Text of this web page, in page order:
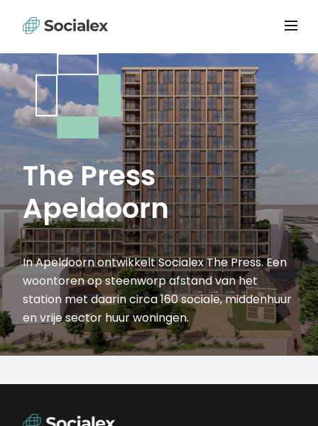
The Press
Apeldoorn
In Apeldoorn ontwikkelt Socialex The Press. Een
woontoren op steenworp afstand van het
station met daarin circa 160 sociale, middenhuur
en vrije sector huur woningen.